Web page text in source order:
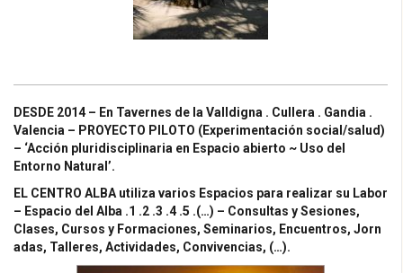
DESDE 2014 – En Tavernes de la Valldigna . Cullera . Gandia .
Valencia – PROYECTO PILOTO (Experimentación social/salud)
– ‘Acción pluridisciplinaria en Espacio abierto ~ Uso del
Entorno Natural’.
EL CENTRO ALBA utiliza varios Espacios para realizar su Labor
– Espacio del Alba .1 .2 .3 .4 .5 .(…) – Consultas y Sesiones,
Clases, Cursos y Formaciones, Seminarios, Encuentros, Jorn
adas, Talleres, Actividades, Convivencias, (…).